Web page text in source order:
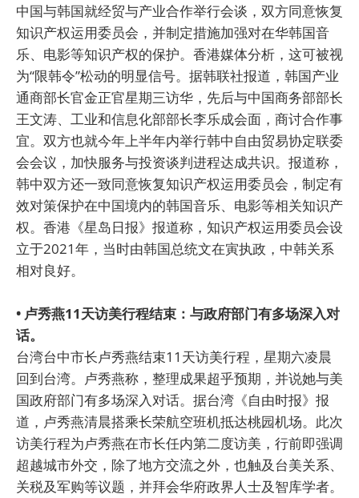
中国与韩国就经贸与产业合作举行会谈，双方同意恢复
知识产权运用委员会，并制定措施加强对在华韩国音
乐、电影等知识产权的保护。香港媒体分析，这可被视
为“限韩令”松动的明显信号。据韩联社报道，韩国产业
通商部长官金正官星期三访华，先后与中国商务部部长
王文涛、工业和信息化部部长李乐成会面，商讨合作事
宜。双方也就今年上半年内举行韩中自由贸易协定联委
会会议，加快服务与投资谈判进程达成共识。报道称，
韩中双方还一致同意恢复知识产权运用委员会，制定有
效对策保护在中国境内的韩国音乐、电影等相关知识产
权。香港《星岛日报》报道称，知识产权运用委员会设
立于2021年，当时由韩国总统文在寅执政，中韩关系
相对良好。
• 卢秀燕11天访美行程结束：与政府部门有多场深入对
话。
台湾台中市长卢秀燕结束11天访美行程，星期六凌晨
回到台湾。卢秀燕称，整理成果超乎预期，并说她与美
国政府部门有多场深入对话。据台湾《自由时报》报
道，卢秀燕清晨搭乘长荣航空班机抵达桃园机场。此次
访美行程为卢秀燕在市长任内第二度访美，行前即强调
超越城市外交，除了地方交流之外，也触及台美关系、
关税及军购等议题，并拜会华府政界人士及智库学者。